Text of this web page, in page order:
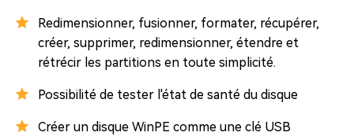
Redimensionner, fusionner, formater, récupérer,
créer, supprimer, redimensionner, étendre et
rétrécir les partitions en toute simplicité.
Possibilité de tester l'état de santé du disque
Créer un disque WinPE comme une clé USB